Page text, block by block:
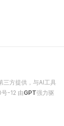
三方提供，与AI工具
-12 由GPT强力驱